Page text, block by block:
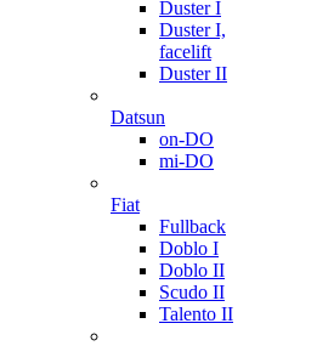
Duster I
Duster I,
facelift
Duster II
Datsun
on-DO
mi-DO
Fiat
Fullback
Doblo I
Doblo II
Scudo II
Talento II